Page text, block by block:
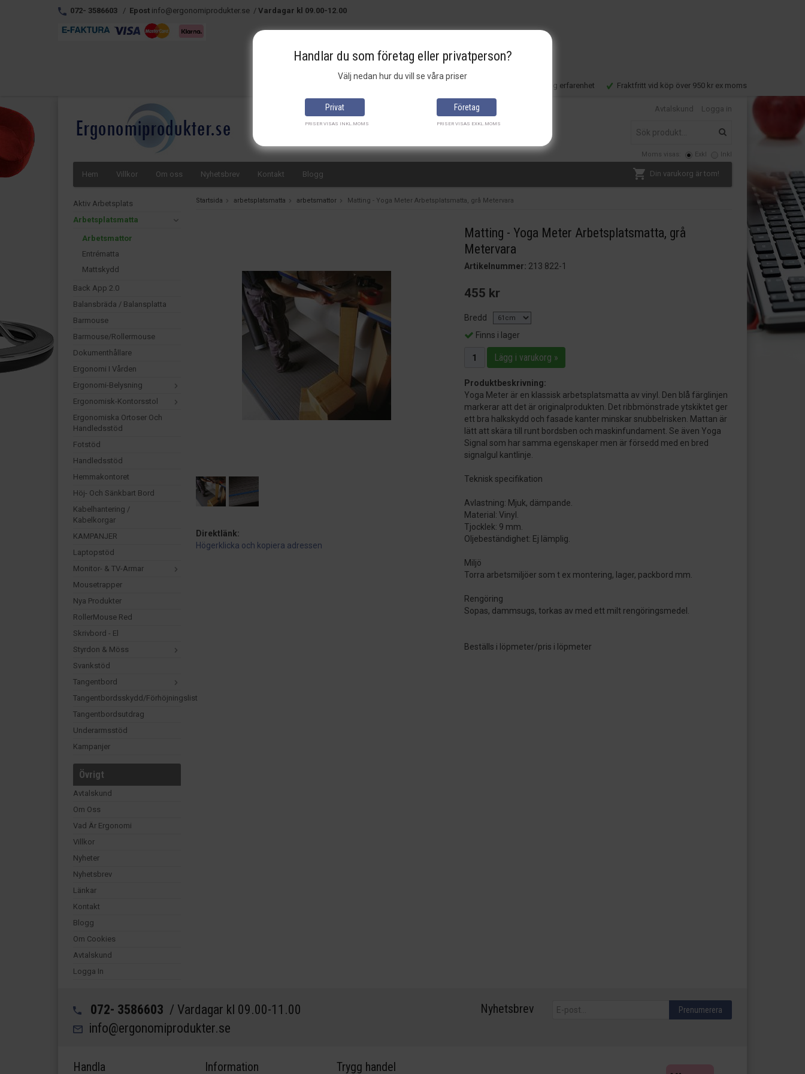
072- 3586603 / Epost info@ergonomiprodukter.se / Vardagar kl 09.00-12.00
Lång erfarenhet Fraktfritt vid köp över 950 kr ex moms
Avtalskund Logga in
Moms visas: Exkl Inkl
Hem Villkor Om oss Nyhetsbrev Kontakt Blogg Din varukorg är tom!
Aktiv Arbetsplats
Arbetsplatsmatta
Arbetsmattor
Entrématta
Mattskydd
Back App 2.0
Balansbräda / Balansplatta
Barmouse
Barmouse/Rollermouse
Dokumenthållare
Ergonomi I Vården
Ergonomi-Belysning
Ergonomisk-Kontorsstol
Ergonomiska Ortoser Och
Handledsstöd
Fotstöd
Handledsstöd
Hemmakontoret
Höj- Och Sänkbart Bord
Kabelhantering /
Kabelkorgar
KAMPANJER
Laptopstöd
Monitor- & TV-Armar
Mousetrapper
Nya Produkter
RollerMouse Red
Skrivbord - El
Styrdon & Möss
Svankstöd
Tangentbord
Tangentbordsskydd/förhöjningslist
Tangentbordsutdrag
Underarmsstöd
Kampanjer
Övrigt
Avtalskund
Om Oss
Vad Är Ergonomi
Villkor
Nyheter
Nyhetsbrev
Länkar
Kontakt
Blogg
Om Cookies
Avtalskund
Logga In
Startsida arbetsplatsmatta arbetsmattor Matting - Yoga Meter Arbetsplatsmatta, grå Metervara
Matting - Yoga Meter Arbetsplatsmatta, grå
Metervara
Artikelnummer: 213 822-1
455 kr
Bredd
Finns i lager
Lägg i varukorg »
Produktbeskrivning:
Yoga Meter är en klassisk arbetsplatsmatta av vinyl. Den blå färglinjen
markerar att det är originalprodukten. Det ribbmönstrade ytskiktet ger
ett bra halkskydd och fasade kanter minskar snubbelrisken. Mattan är
lätt att skära till runt bordsben och maskinfundament. Se även Yoga
Signal som har samma egenskaper men är försedd med en bred
signalgul kantlinje.
Teknisk specifikation
Avlastning: Mjuk, dämpande.
Material: Vinyl.
Tjocklek: 9 mm.
Oljebeständighet: Ej lämplig.
Miljö
Torra arbetsmiljöer som t ex montering, lager, packbord mm.
Rengöring
Sopas, dammsugs, torkas av med ett milt rengöringsmedel.
Beställs i löpmeter/pris i löpmeter
Direktlänk:
Högerklicka och kopiera adressen
072- 3586603 / Vardagar kl 09.00-11.00
info@ergonomiprodukter.se
Nyhetsbrev Prenumerera
Handla Information Trygg handel
Handlar du som företag eller privatperson?
Välj nedan hur du vill se våra priser
Privat
PRISER VISAS INKL.MOMS
Företag
PRISER VISAS EXKL.MOMS